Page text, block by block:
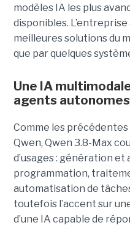
modèles IA les plus
disponibles.
meilleures solutions du
que par quelques
Une IA
agents autonomes
Comme les
Qwen, Qwen 3.8-Max
d’usages : génération et
programmation,
automatisation de
toutefois l’accent sur
d’une IA capable de